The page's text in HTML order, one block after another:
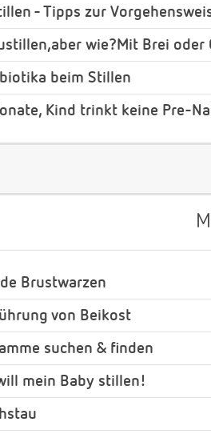
- Tipps zur
wie?Mit Brei oder
beim Stillen
Kind trinkt keine Pre-
Brustwarzen
von Beikost
suchen & finden
mein Baby stillen!